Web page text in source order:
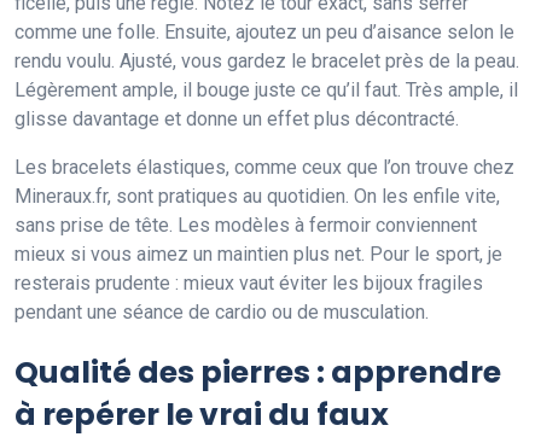
comme une folle. Ensuite, ajoutez un peu d’aisance selon le
rendu voulu. Ajusté, vous gardez le bracelet près de la peau.
Légèrement ample, il bouge juste ce qu’il faut. Très ample, il
glisse davantage et donne un effet plus décontracté.
Les bracelets élastiques, comme ceux que l’on trouve chez
Mineraux.fr, sont pratiques au quotidien. On les enfile vite,
sans prise de tête. Les modèles à fermoir conviennent
mieux si vous aimez un maintien plus net. Pour le sport, je
resterais prudente : mieux vaut éviter les bijoux fragiles
pendant une séance de cardio ou de musculation.
Qualité des pierres : apprendre
à repérer le vrai du faux